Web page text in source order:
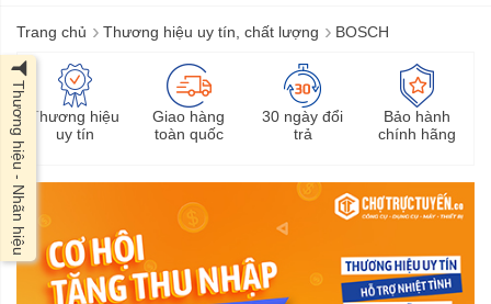
Trang chủ › Thương hiệu uy tín, chất lượng › BOSCH
Thương hiệu
uy tín
Giao hàng
toàn quốc
30 ngày đổi
trả
Bảo hành
chính hãng
Thương hiệu - Nhãn hiệu